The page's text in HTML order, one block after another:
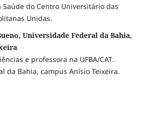
Saúde do Centro Universitário das
Unidas.
Universidade Federal da Bahia,
e professora na UFBA/CAT.
da Bahia, campus Anísio Teixeira.